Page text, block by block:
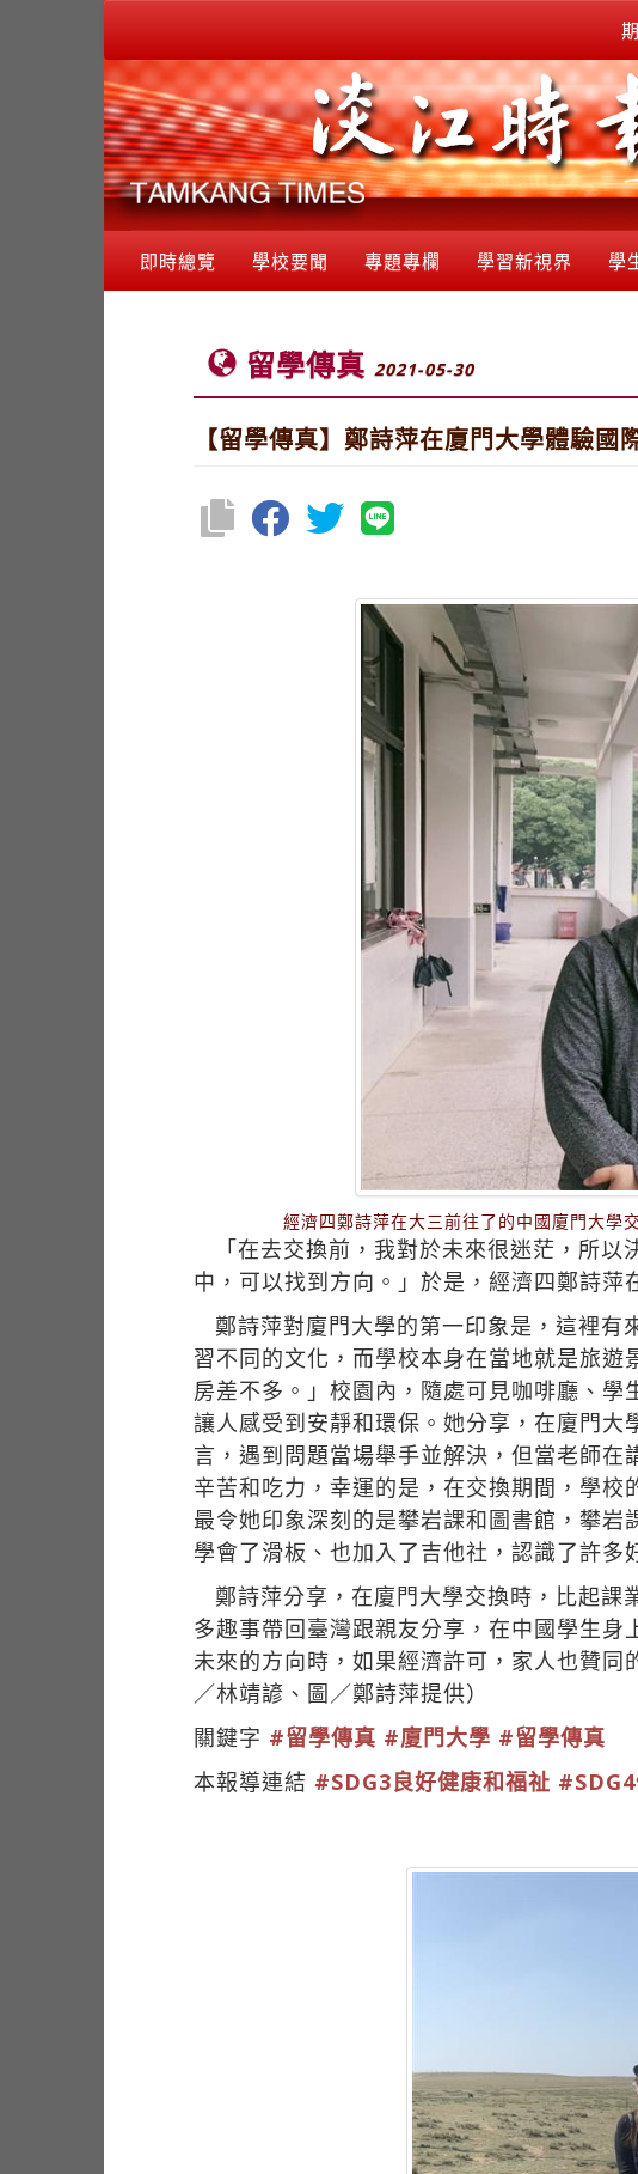
即時總覽 學校要聞 專題專欄 學習新視界 學
留學傳真 2021-05-30
【留學傳真】鄭詩萍在廈門大學體驗國
經濟四鄭詩萍在大三前往了的中國廈門大學
「在去交換前，我對於未來很迷茫，所
中，可以找到方向。」於是，經濟四鄭詩萍
鄭詩萍對廈門大學的第一印象是，這裡有
習不同的文化，而學校本身在當地就是旅
房差不多。」校園內，隨處可見咖啡廳、學
讓人感受到安靜和環保。她分享，在廈門
言，遇到問題當場舉手並解決，但當老師
辛苦和吃力，幸運的是，在交換期間，學校
最令她印象深刻的是攀岩課和圖書館，攀岩
學會了滑板、也加入了吉他社，認識了許多
鄭詩萍分享，在廈門大學交換時，比起課
多趣事帶回臺灣跟親友分享，在中國學生
未來的方向時，如果經濟許可，家人也贊
／林靖諺、圖／鄭詩萍提供）
關鍵字 #留學傳真 #廈門大學 #留學傳真
本報導連結 #SDG3良好健康和福祉